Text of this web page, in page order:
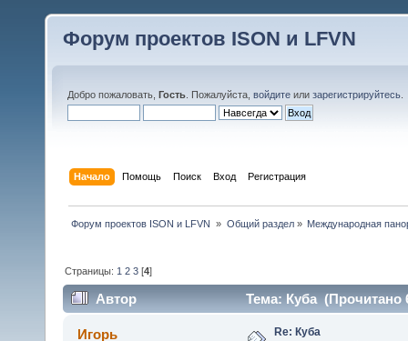
Форум проектов ISON и LFVN
Добро пожаловать, Гость . Пожалуйста, войдите или зарегистрируйтесь
Начало Помощь Поиск Вход Регистрация
Форум проектов ISON и LFVN » Общий раздел» Международная
Страницы: 1 2 3 [4]
Автор Тема: Куба (Прочитано
Игорь Re: Куба